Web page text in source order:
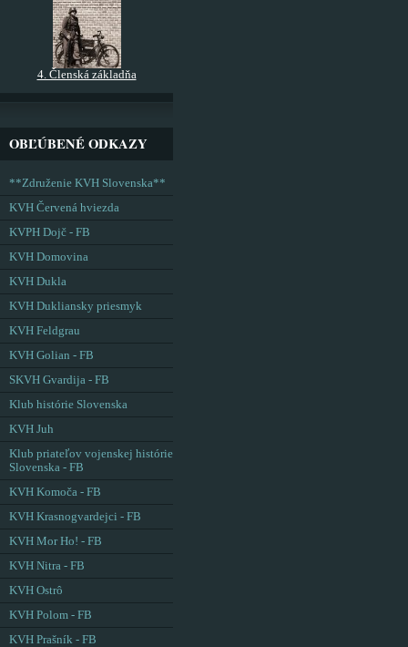
4. Členská základňa
OBĽÚBENÉ ODKAZY
**Združenie KVH Slovenska**
KVH Červená hviezda
KVPH Dojč - FB
KVH Domovina
KVH Dukla
KVH Dukliansky priesmyk
KVH Feldgrau
KVH Golian - FB
SKVH Gvardija - FB
Klub histórie Slovenska
KVH Juh
Klub priateľov vojenskej histórie
Slovenska - FB
KVH Komoča - FB
KVH Krasnogvardejci - FB
KVH Mor Ho! - FB
KVH Nitra - FB
KVH Ostrô
KVH Polom - FB
KVH Prašník - FB